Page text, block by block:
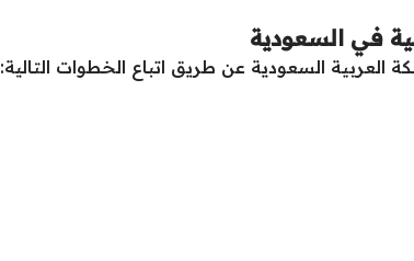
في السعودية
السعودية عن طريق اتباع الخطوات التالية: